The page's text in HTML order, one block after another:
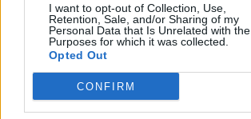
I want to opt-out of Collection, Use,
Retention, Sale, and/or Sharing of my
Personal Data that Is Unrelated with the
Purposes for which it was collected.
Opted Out
CONFIRM
Holnapután